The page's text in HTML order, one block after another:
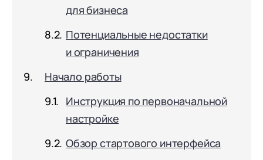
для бизнеса
Потенциальные недостатки
и ограничения
Начало работы
Инструкция по первоначальной
настройке
Обзор стартового интерфейса